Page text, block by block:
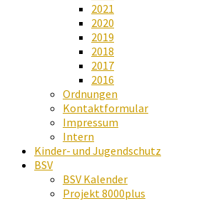
2021
2020
2019
2018
2017
2016
Ordnungen
Kontaktformular
Impressum
Intern
Kinder- und Jugendschutz
BSV
BSV Kalender
Projekt 8000plus